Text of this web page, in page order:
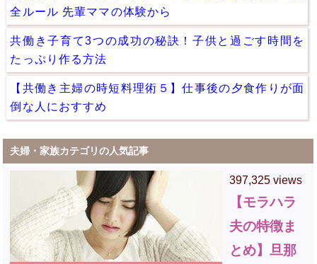
全ルール 先輩ママの体験から
共働き子育て3つの成功の秘訣！子供と過ごす時間を
たっぷり作る方法
【共働き主婦の時短料理術５】仕事後の夕食作りが面
倒な人におすすめ
夫婦・家族カテゴリの人気記事
397,325 views
【モラハラ
夫の特徴ま
とめ】旦那